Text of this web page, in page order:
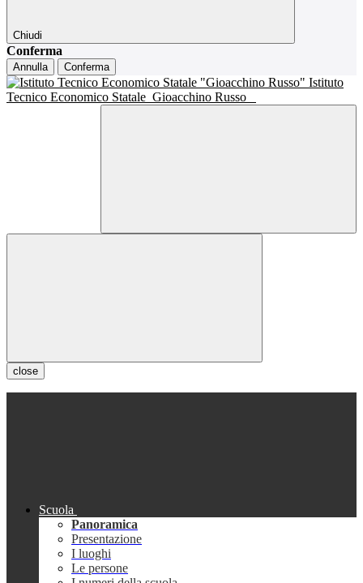
Chiudi
Conferma
Annulla Conferma
Istituto
Tecnico Economico Statale Gioacchino Russo
close
Scuola
Panoramica
Presentazione
I luoghi
Le persone